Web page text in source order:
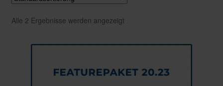
Über die Crem Academy
Rechtliches
Alle 2 Ergebnisse werden angezeigt